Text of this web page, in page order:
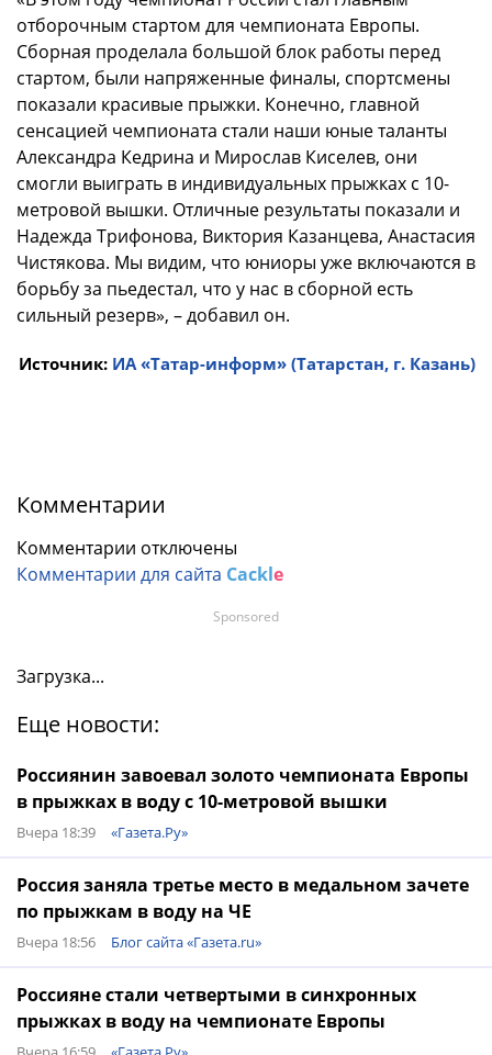
отборочным стартом для чемпионата Европы.
Сборная проделала большой блок работы перед
стартом, были напряженные финалы, спортсмены
показали красивые прыжки. Конечно, главной
сенсацией чемпионата стали наши юные таланты
Александра Кедрина и Мирослав Киселев, они
смогли выиграть в индивидуальных прыжках с 10-
метровой вышки. Отличные результаты показали и
Надежда Трифонова, Виктория Казанцева, Анастасия
Чистякова. Мы видим, что юниоры уже включаются в
борьбу за пьедестал, что у нас в сборной есть
сильный резерв», – добавил он.
Источник: ИА «Татар-информ» (Татарстан, г. Казань)
Комментарии
Комментарии отключены
Комментарии для сайта Cackle
Загрузка...
Еще новости:
Россиянин завоевал золото чемпионата Европы
в прыжках в воду с 10-метровой вышки
Вчера 18:39 «Газета.Ру»
Россия заняла третье место в медальном зачете
по прыжкам в воду на ЧЕ
Вчера 18:56 Блог сайта «Газета.ru»
Россияне стали четвертыми в синхронных
прыжках в воду на чемпионате Европы
Sponsored